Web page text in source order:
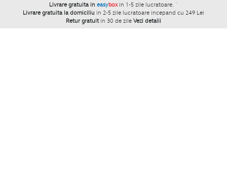
Livrare gratuita in easybox in 1-5 zile lucratoare. `
Livrare gratuita la domiciliu in 2-5 zile lucratoare incepand cu 249 Lei
Retur gratuit in 30 de zile Vezi detalii